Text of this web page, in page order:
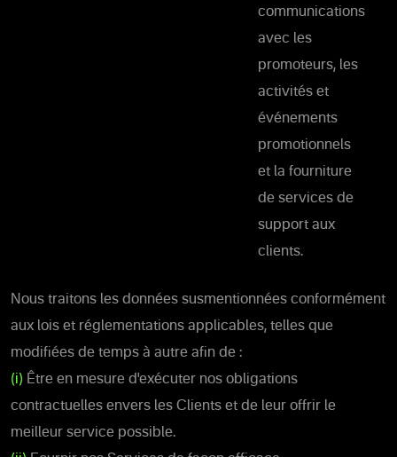
communications
avec les
promoteurs, les
activités et
événements
promotionnels
et la fourniture
de services de
support aux
clients.
Nous traitons les données susmentionnées conformément
aux lois et réglementations applicables, telles que
modifiées de temps à autre afin de :
(i) Être en mesure d'exécuter nos obligations
contractuelles envers les Clients et de leur offrir le
meilleur service possible.